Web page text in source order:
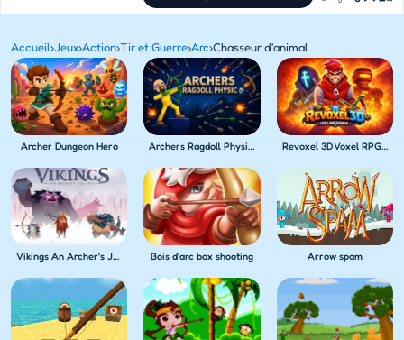
Accueil›Jeux›Action›Tir et Guerre›Arc›Chasseur d'animal
Archer Dungeon Hero Archers Ragdoll Physics Revoxel 3D Voxel RPG Shooter
Vikings An Archer's Journey Bois d'arc box shooting Arrow spam